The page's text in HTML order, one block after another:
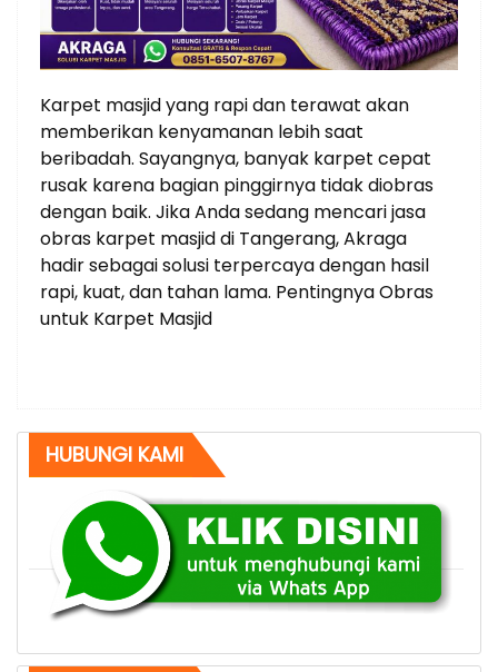
Karpet masjid yang rapi dan terawat akan
memberikan kenyamanan lebih saat
beribadah. Sayangnya, banyak karpet cepat
rusak karena bagian pinggirnya tidak diobras
dengan baik. Jika Anda sedang mencari jasa
obras karpet masjid di Tangerang, Akraga
hadir sebagai solusi terpercaya dengan hasil
rapi, kuat, dan tahan lama. Pentingnya Obras
untuk Karpet Masjid
HUBUNGI KAMI